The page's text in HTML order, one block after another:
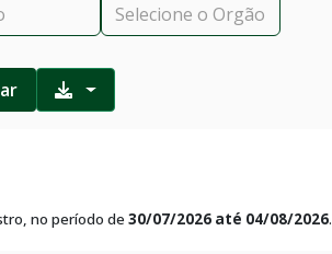
no período de 30/07/2026 até 04/08/2026.